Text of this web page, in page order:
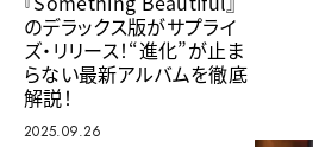
のデラックス版がサプライ
ズ・リリース！“進化”が止ま
らない最新アルバムを徹底
解説！
2025.09.26